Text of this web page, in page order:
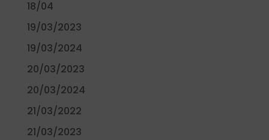
18/04
19/03/2023
19/03/2024
20/03/2023
20/03/2024
21/03/2022
21/03/2023